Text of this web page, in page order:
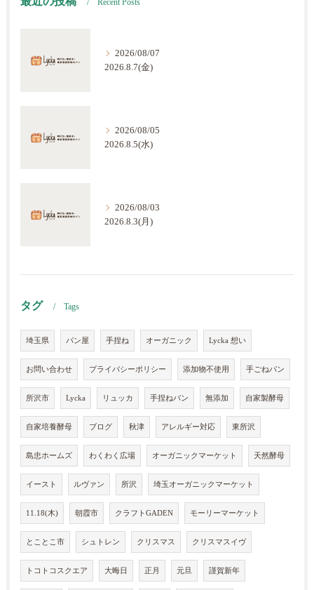
Recent Posts
2026/08/07
2026.8.7(金)
2026/08/05
2026.8.5(水)
2026/08/03
2026.8.3(月)
タグ Tags
埼玉県 パン屋 手捏ね オーガニック Lycka 想い
お問い合わせ プライバシーポリシー 添加物不使用 手ごねパン
所沢市 Lycka リュッカ 手捏ねパン 無添加 自家製酵母
自家培養酵母 ブログ 秋津 アレルギー対応 東所沢
島忠ホームズ わくわく広場 オーガニックマーケット 天然酵母
イースト ルヴァン 所沢 埼玉オーガニックマーケット
11.18(木) 朝霞市 クラフトGADEN モーリーマーケット
とことこ市 シュトレン クリスマス クリスマスイヴ
トコトコスクエア 大晦日 正月 元旦 謹賀新年